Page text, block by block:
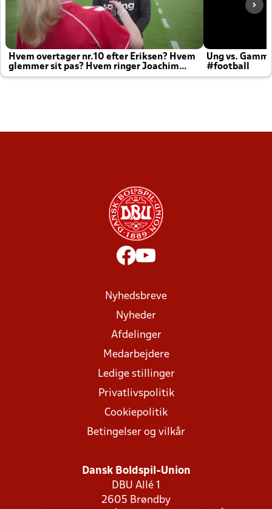
Hvem overtager nr.10 efter Eriksen? Hvem
glemmer sit pas? Hvem ringer Joachim
altid til efter kampe?
Ung vs.
#football
Nyhedsbreve
Nyheder
Afdelinger
Medarbejdere
Ledige stillinger
Privatlivspolitik
Cookiepolitik
Betingelser og vilkår
Dansk Boldspil-Union
DBU Allé 1
2605 Brøndby